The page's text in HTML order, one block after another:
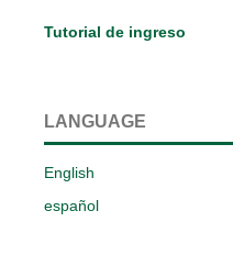
Tutorial de ingreso
LANGUAGE
English
español